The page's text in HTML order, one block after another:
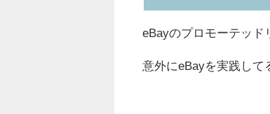
eBayのプロモーテッド
意外にeBayを実践して